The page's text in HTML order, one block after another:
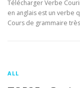
Télécharger Verbe
en anglais est un verbe
Cours de grammaire
ALL